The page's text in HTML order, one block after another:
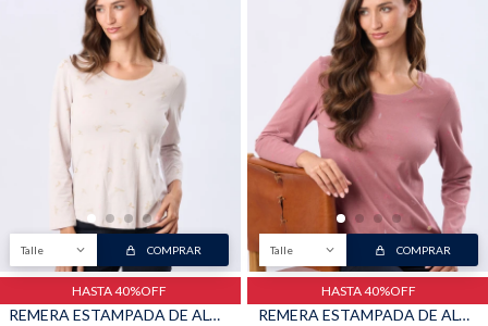
Talle COMPRAR
HASTA 40%OFF
REMERA ESTAMPADA DE ALGODÓN - Beige
Talle COMPRAR
HASTA 40%OFF
REMERA ESTAMPADA DE ALGODÓN - Rosado